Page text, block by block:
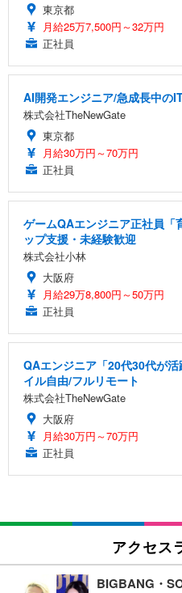
東京都
月給25万7,500円～32万円
正社員
AI開発エンジニア/急成長中の
株式会社TheNewGate
東京都
月給30万円～70万円
正社員
ゲームQAエンジニア正社員「
ップ支援・未経験歓迎
株式会社小林
大阪府
月給29万8,800円～50万円
正社員
QAエンジニア「20代30代が
イル自由/フルリモート
株式会社TheNewGate
大阪府
月給30万円～70万円
正社員
アクセス
BIGBANG・